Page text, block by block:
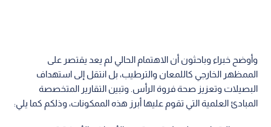
وأوضح خبراء وباحثون أن الاهتمام الحالي لم يعد يقتصر على
الممظهر الخارجي كاللمعان والترطيب، بل انتقل إلى استهداف
البصيلات وتعزيز صحة فروة الرأس. وتبين التقارير المتخصصة
المبادئ العلمية التي تقوم عليها أبرز هذه الممكونات، وذلكم كما يلي: